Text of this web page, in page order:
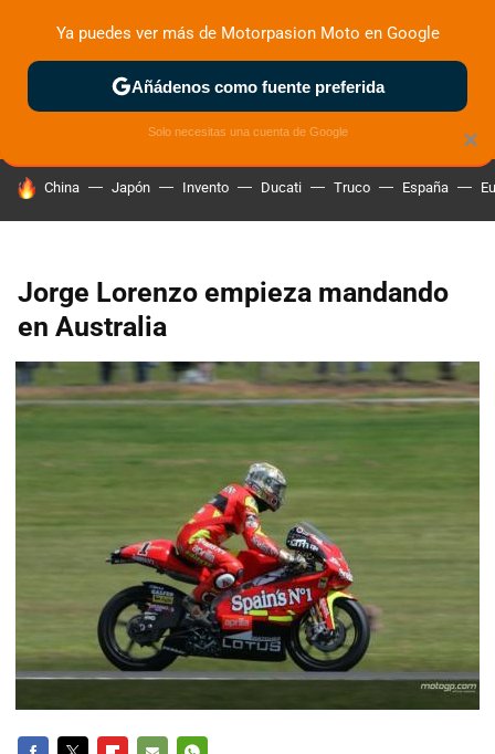
ZONA DE PRUEBAS DEPORTIVAS MOTOS ELÉCTRICAS
HOY SE HABLA DE
China Japón Invento Ducati Truco España
Jorge Lorenzo empieza mandando
en Australia
×
Ya puedes ver más de Motorpasion Moto en Google
Añádenos como fuente preferida
Solo necesitas una cuenta de Google